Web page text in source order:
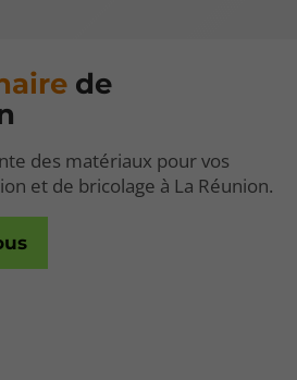
de
des matériaux pour vos
et de bricolage à La Réunion.